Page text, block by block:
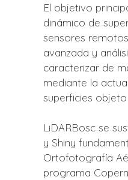
El objetivo
dinámico de
sensores
avanzada y
caracterizar de
mediante la
superficies objeto
LiDARBosc se
y Shiny
Ortofotografía
programa